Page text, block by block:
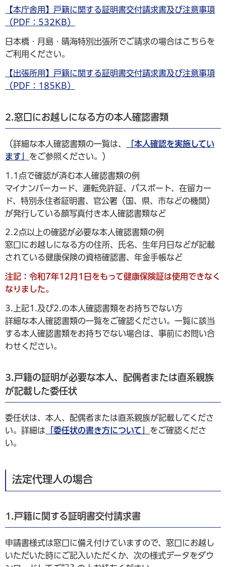
【本庁舎用】戸籍に関する証明書交付請求書及び注意事項
（PDF：532KB）
日本橋・月島・晴海特別出張所でご請求の場合はこちらを
ご利用ください。
【出張所用】戸籍に関する証明書交付請求書及び注意事項
（PDF：185KB）
2.窓口にお越しになる方の本人確認書類
（詳細な本人確認書類の一覧は、
「本人確認を実施してい
ます」 をご参照ください。）
1.1点で確認が済む本人確認書類の例
マイナンバーカード、運転免許証、パスポート、在留カー
ド、特別永住者証明書、官公署（国、県、市などの機関）
が発行している顔写真付き本人確認書類など
2.2点以上の確認が必要な本人確認書類の例
窓口にお越しになる方の住所、氏名、生年月日などが記載
されている健康保険の資格確認書、年金手帳など
注記：令和7年12月1日をもって健康保険証は使用できなく
なりました。
3.上記1.及び2.の本人確認書類をお持ちでない方
詳細な本人確認書類の一覧をご確認ください。一覧に該当
する本人確認書類をお持ちでない場合は、事前にお問い合
わせください。
3.戸籍の証明が必要な本人、配偶者または直系親族
が記載した委任状
委任状は、本人、配偶者または直系親族が記載してくださ
い。詳細は 「委任状の書き方について」 をご確認くださ
い。
法定代理人の場合
1.戸籍に関する証明書交付請求書
申請書様式は窓口に備え付けていますので、窓口にお越し
いただいた時にご記入いただくか、次の様式データをダウ